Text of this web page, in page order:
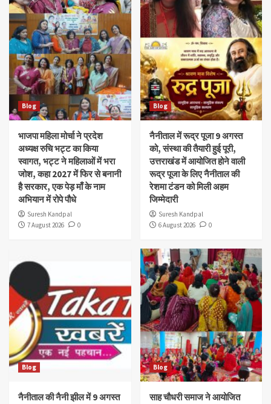
Blog
भाजपा महिला मोर्चा ने प्रदेश
अध्यक्ष रुचि भट्ट का किया
स्वागत, भट्ट ने महिलाओं में भरा
जोश, कहा 2027 में फिर से बनानी
है सरकार, एक पेड़ माँ के नाम
अभियान में रोपे पौधे
Suresh Kandpal
7 August 2026
0
Blog
नैनीताल में रूद्र पूजा 9 अगस्त
को, संस्था की तैयारी हुई पूरी,
उत्तराखंड में आयोजित होने वाली
रूद्र पूजा के लिए नैनीताल की
रेशमा टंडन को मिली अहम
जिम्मेदारी
Suresh Kandpal
6 August 2026
0
Blog
नैनीताल की नैनी झील में 9 अगस्त
Blog
साह चौधरी समाज ने आयोजित